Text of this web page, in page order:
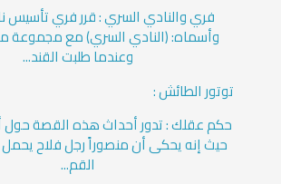
فري والنادي السري : قرر فري تأسيس
وأسماه: (النادي السري) مع مجموعة
وعندما طلبت القند...
توتور الطائش :
حكم عقلك : تدور أحداث هذه القصة حول
حيث إنه يحكى أن منصوراً رجل فلاح
القم...